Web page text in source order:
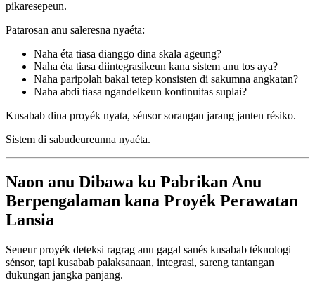
pikaresepeun.
Patarosan anu saleresna nyaéta:
Naha éta tiasa dianggo dina skala ageung?
Naha éta tiasa diintegrasikeun kana sistem anu tos aya?
Naha paripolah bakal tetep konsisten di sakumna angkatan?
Naha abdi tiasa ngandelkeun kontinuitas suplai?
Kusabab dina proyék nyata, sénsor sorangan jarang janten résiko.
Sistem di sabudeureunna nyaéta.
Naon anu Dibawa ku Pabrikan Anu
Berpengalaman kana Proyék Perawatan
Lansia
Seueur proyék deteksi ragrag anu gagal sanés kusabab téknologi
sénsor, tapi kusabab palaksanaan, integrasi, sareng tantangan
dukungan jangka panjang.